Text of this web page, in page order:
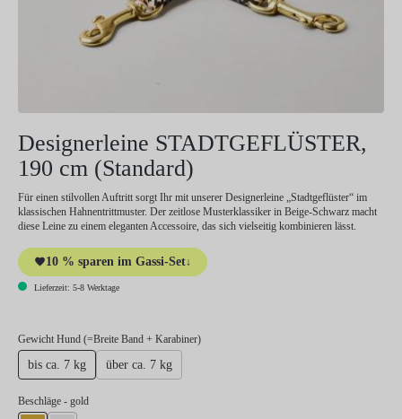
Designerleine STADTGEFLÜSTER,
190 cm (Standard)
Für einen stilvollen Auftritt sorgt Ihr mit unserer Designerleine „Stadtgeflüster“ im
klassischen Hahnentrittmuster. Der zeitlose Musterklassiker in Beige-Schwarz macht
diese Leine zu einem eleganten Accessoire, das sich vielseitig kombinieren lässt.
10 % sparen im Gassi-Set↓
Lieferzeit: 5-8 Werktage
Gewicht Hund (=Breite Band + Karabiner)auswählen
bis ca. 7 kg über ca. 7 kg
Beschlägeauswählen
- gold